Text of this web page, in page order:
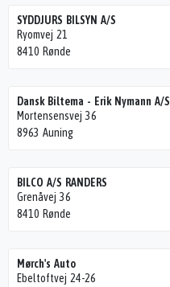
SYDDJURS BILSYN A/S
Ryomvej 21
8410 Rønde
Dansk Biltema - Erik Nymann A/S
Mortensensvej 36
8963 Auning
BILCO A/S RANDERS
Grenåvej 36
8410 Rønde
Mørch's Auto
Ebeltoftvej 24-26